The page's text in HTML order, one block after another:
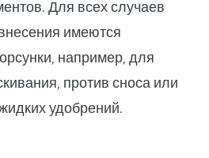
Для всех случаев
имеются
например, для
против сноса или
удобрений.